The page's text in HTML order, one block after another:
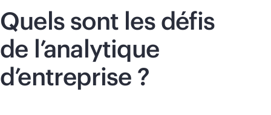
Quels sont les défis
de l’analytique
d’entreprise ?